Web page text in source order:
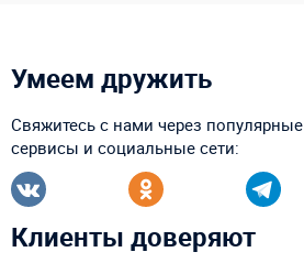
Умеем дружить
Свяжитесь с нами через популярные
сервисы и социальные сети:
Клиенты доверяют